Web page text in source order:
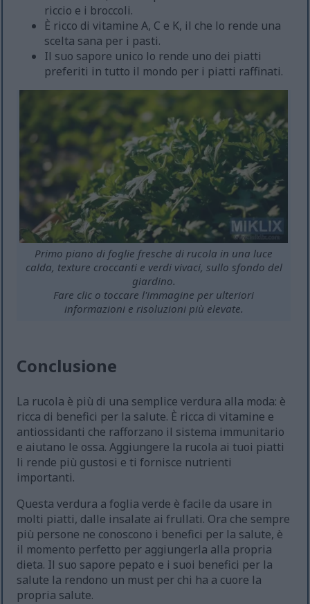
riccio e i broccoli.
È ricco di vitamine A, C e K, il che lo rende una
scelta sana per i pasti.
Il suo sapore unico lo rende uno dei piatti
preferiti in tutto il mondo per i piatti raffinati.
Primo piano di foglie fresche di rucola in una luce
calda, texture croccanti e verdi vivaci, sullo sfondo del
giardino.
Fare clic o toccare l'immagine per ulteriori
informazioni e risoluzioni più elevate.
Conclusione
La rucola è più di una semplice verdura alla moda: è
ricca di benefici per la salute. È ricca di vitamine e
antiossidanti che rafforzano il sistema immunitario
e aiutano le ossa. Aggiungere la rucola ai tuoi piatti
li rende più gustosi e ti fornisce nutrienti
importanti.
Questa verdura a foglia verde è facile da usare in
molti piatti, dalle insalate ai frullati. Ora che sempre
più persone ne conoscono i benefici per la salute, è
il momento perfetto per aggiungerla alla propria
dieta. Il suo sapore pepato e i suoi benefici per la
salute la rendono un must per chi ha a cuore la
propria salute.